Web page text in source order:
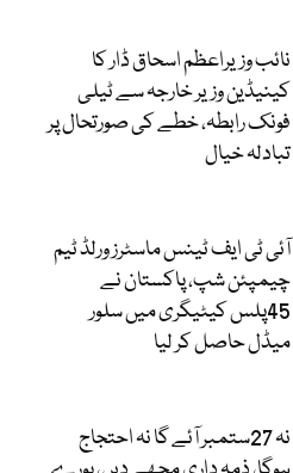
نائب وزیراعظم اسحاق ڈار کا
کینیڈین وزیر خارجہ سے ٹیلی
فونک رابطہ، خطے کی صورتحال پر
تبادلہ خیال
آئی ٹی ایف ٹینس ماسٹرز ورلڈ ٹیم
چیمپئن شپ، پاکستان نے
45پلس کیٹیگری میں سلور
میڈل حاصل کر لیا
نہ 27ستمبر آئے گا نہ احتجاج